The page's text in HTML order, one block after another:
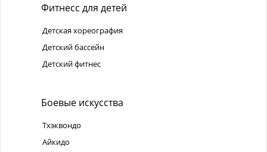
Фитнесс для детей
Детская хореография
Детский бассейн
Детский фитнес
Боевые искусства
Тхэквондо
Айкидо